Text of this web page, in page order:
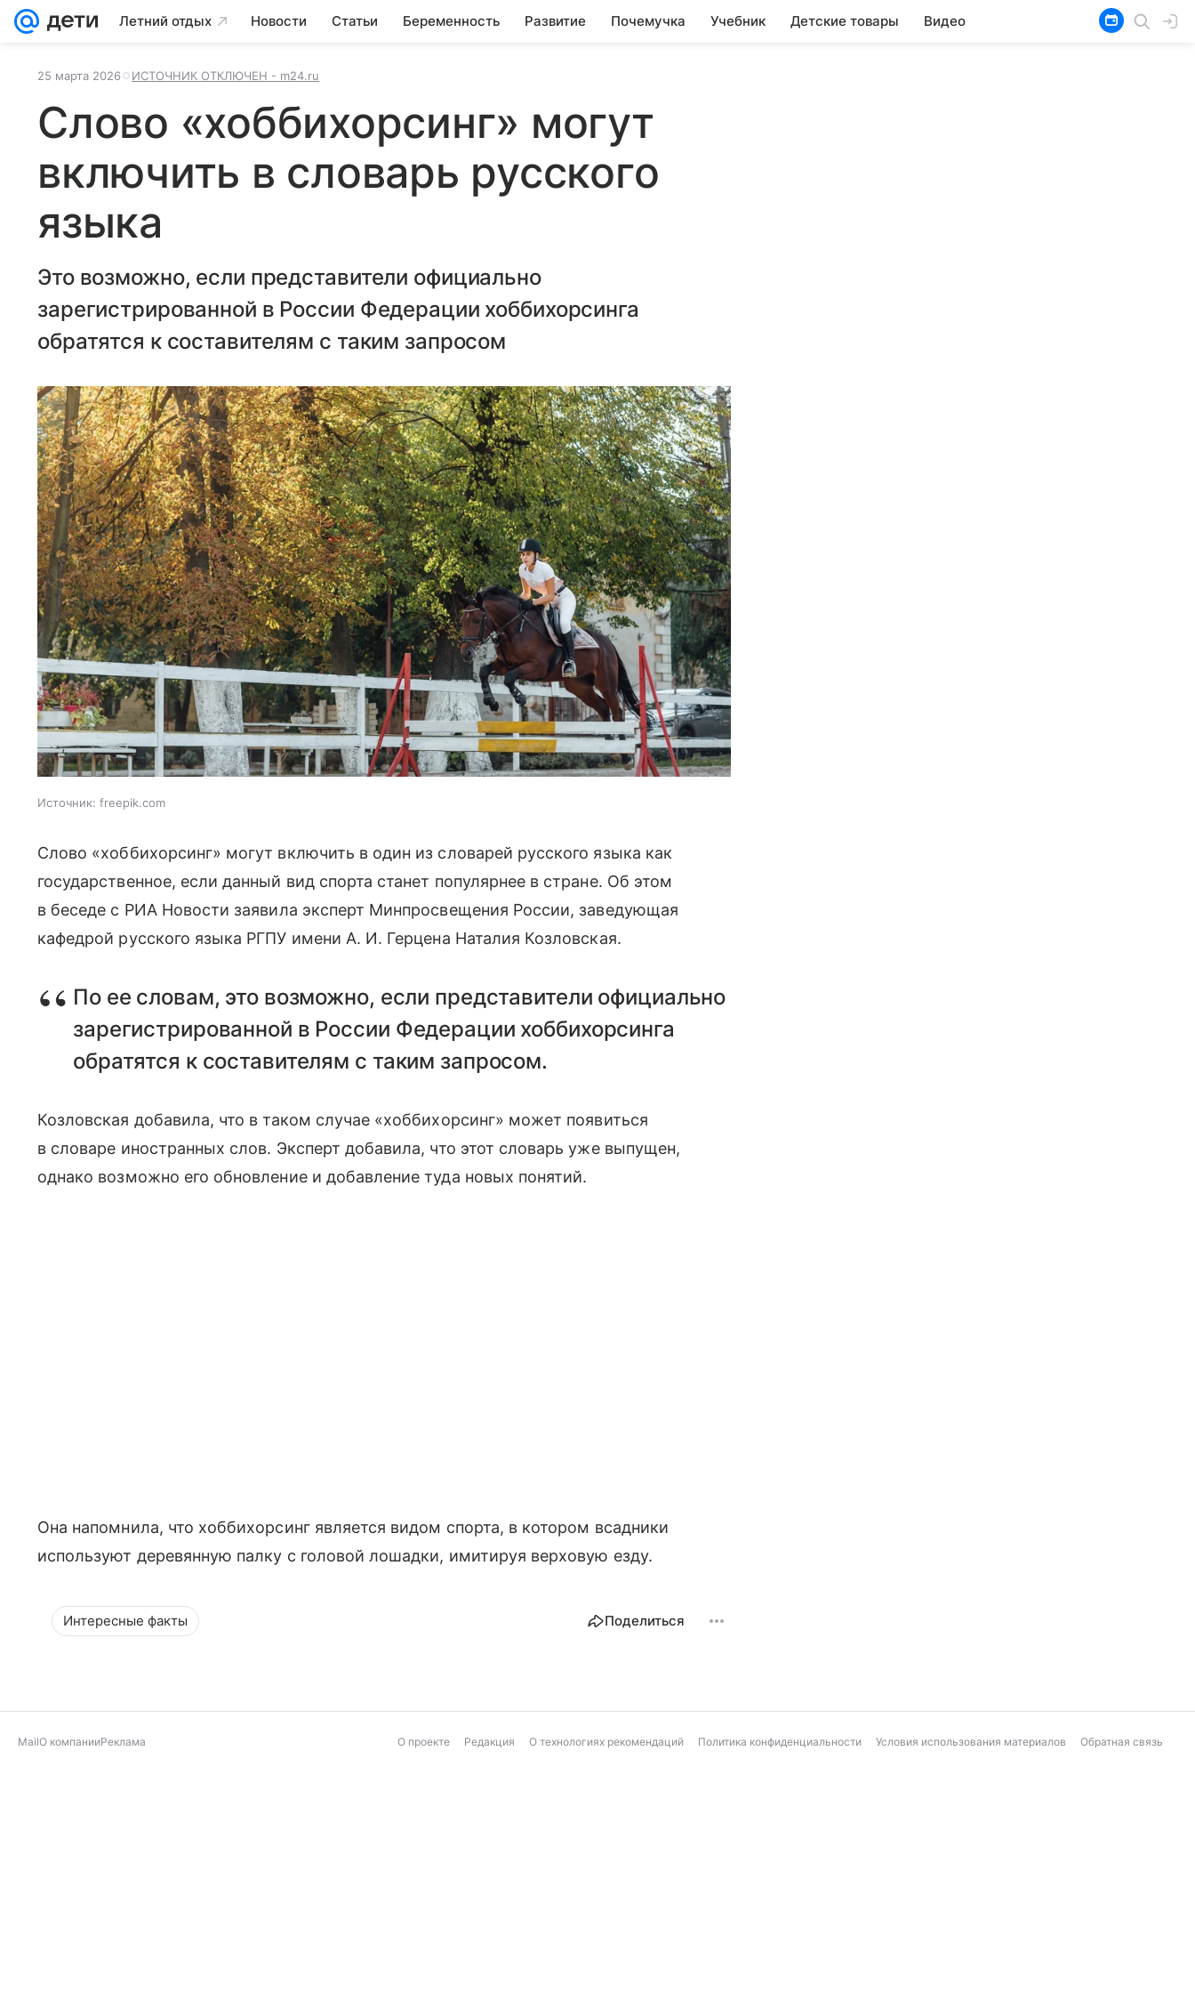
Летний отдых Новости Статьи Беременность Развитие Почемучка Учебник Детские товары Видео
25 марта 2026 ИСТОЧНИК ОТКЛЮЧЕН - m24.ru
Слово «хоббихорсинг» могут
включить в словарь русского
языка
Это возможно, если представители официально
зарегистрированной в России Федерации хоббихорсинга
обратятся к составителям с таким запросом
Источник: freepik.com
Слово «хоббихорсинг» могут включить в один из словарей русского языка как
государственное, если данный вид спорта станет популярнее в стране. Об этом
в беседе с РИА Новости заявила эксперт Минпросвещения России, заведующая
кафедрой русского языка РГПУ имени А. И. Герцена Наталия Козловская.
По ее словам, это возможно, если представители официально
зарегистрированной в России Федерации хоббихорсинга
обратятся к составителям с таким запросом.
Козловская добавила, что в таком случае «хоббихорсинг» может появиться
в словаре иностранных слов. Эксперт добавила, что этот словарь уже выпущен,
однако возможно его обновление и добавление туда новых понятий.
Она напомнила, что хоббихорсинг является видом спорта, в котором всадники
используют деревянную палку с головой лошадки, имитируя верховую езду.
Интересные факты Поделиться
MailО компанииРеклама О проекте Редакция О технологиях рекомендаций Политика конфиденциальности Условия использования материалов Обратная связь